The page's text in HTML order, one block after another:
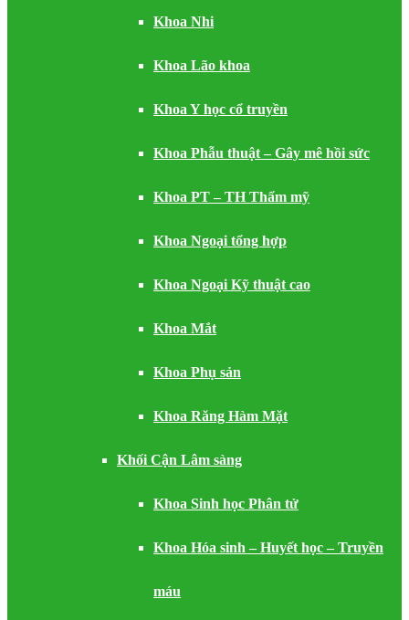
Khoa Nhi
Khoa Lão khoa
Khoa Y học cổ truyền
Khoa Phẫu thuật – Gây mê hồi sức
Khoa PT – TH Thẩm mỹ
Khoa Ngoại tổng hợp
Khoa Ngoại Kỹ thuật cao
Khoa Mắt
Khoa Phụ sản
Khoa Răng Hàm Mặt
Khối Cận Lâm sàng
Khoa Sinh học Phân tử
Khoa Hóa sinh – Huyết học – Truyền
máu